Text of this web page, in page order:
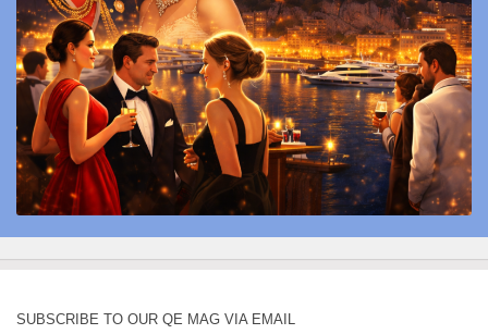
SUBSCRIBE TO OUR QE MAG VIA EMAIL